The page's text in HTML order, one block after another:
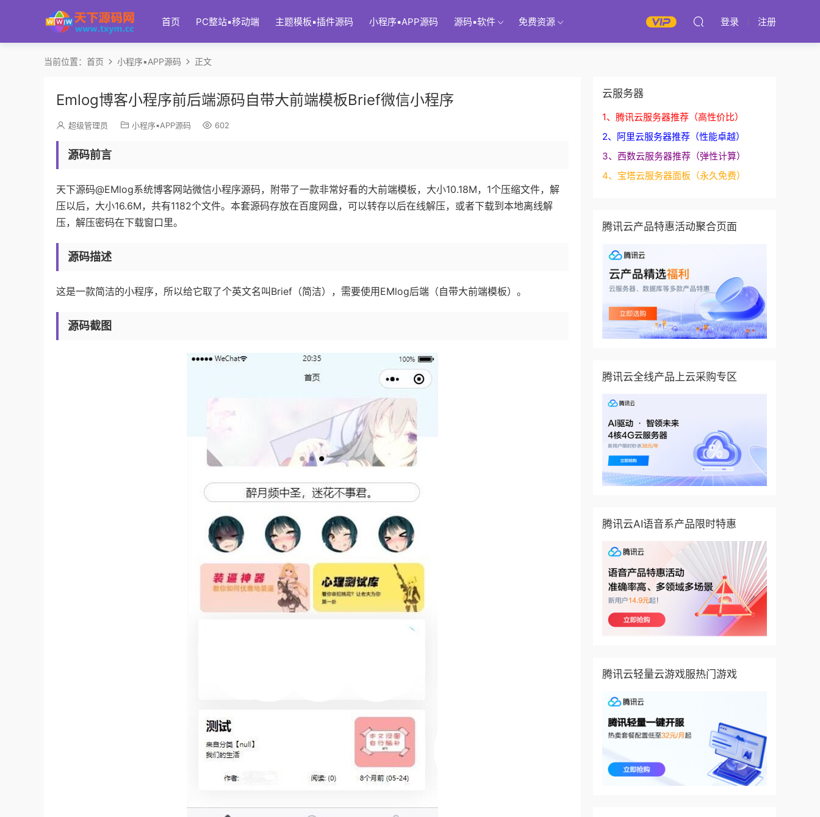
首页 PC整站▪移动端 主题模板▪插件源码 小程序▪APP源码 源码▪软件 免费资源 登录 注册
当前位置： 首页 小程序▪APP源码 正文
Emlog博客小程序前后端源码自带大前端模板Brief微信小程序
超级管理员 小程序▪APP源码 602
源码前言
天下源码@EMlog系统博客网站微信小程序源码，附带了一款非常好看的大前端模板，大小10.18M，1个压缩文件，解
压以后，大小16.6M，共有1182个文件。本套源码存放在百度网盘，可以转存以后在线解压，或者下载到本地离线解
压，解压密码在下载窗口里。
源码描述
这是一款简洁的小程序，所以给它取了个英文名叫Brief（简洁），需要使用EMlog后端（自带大前端模板）。
源码截图
云服务器
1、腾讯云服务器推荐（高性价比）
2、阿里云服务器推荐（性能卓越）
3、西数云服务器推荐（弹性计算）
4、宝塔云服务器面板（永久免费）
腾讯云产品特惠活动聚合页面
腾讯云全线产品上云采购专区
腾讯云AI语音系产品限时特惠
腾讯云轻量云游戏服热门游戏